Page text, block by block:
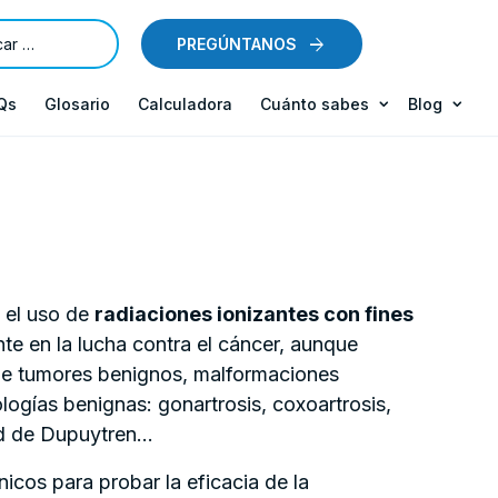
PREGÚNTANOS
Glosario Calculadora Cuánto sabes Blog
uso de radiaciones ionizantes con fines
en la lucha contra el cáncer, aunque
tumores benignos, malformaciones
benignas: gonartrosis, coxoartrosis,
de Dupuytren…
para probar la eficacia de la